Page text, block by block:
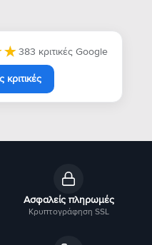
Ασφαλείς πληρωμές
Κρυπτογράφηση SSL
383 κριτικές Google
κριτικές